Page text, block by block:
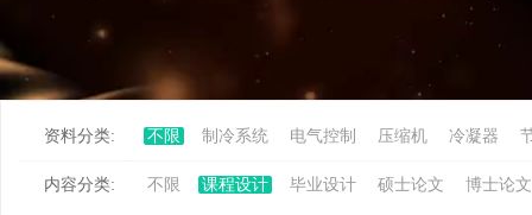
资料分类: 不限 制冷系统 电气控制 压缩机 冷凝器
内容分类: 不限 课程设计 毕业设计 硕士论文 博士论文